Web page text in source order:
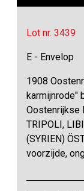
Lot nr. 3439
E - Envelop
1908
karmijnrode"
Oostenrijkse
TRIPOLI,
(SYRIEN)
voorzijde,